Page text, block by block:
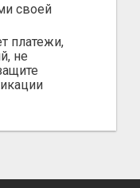
своей
платежи,
не